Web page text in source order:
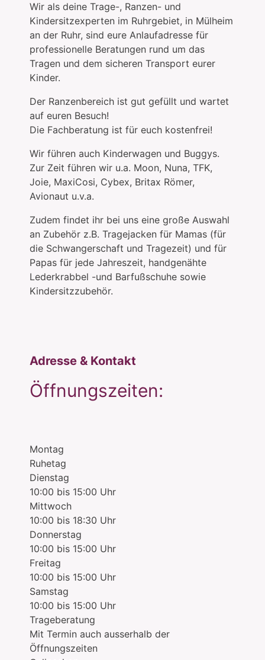
Wir als deine Trage-, Ranzen- und
Kindersitzexperten im Ruhrgebiet, in Mülheim
an der Ruhr, sind eure Anlaufadresse für
professionelle Beratungen rund um das
Tragen und dem sicheren Transport eurer
Kinder.
Der Ranzenbereich ist gut gefüllt und wartet
auf euren Besuch!
Die Fachberatung ist für euch kostenfrei!
Wir führen auch Kinderwagen und Buggys.
Zur Zeit führen wir u.a. Moon, Nuna, TFK,
Joie, MaxiCosi, Cybex, Britax Römer,
Avionaut u.v.a.
Zudem findet ihr bei uns eine große Auswahl
an Zubehör z.B. Tragejacken für Mamas (für
die Schwangerschaft und Tragezeit) und für
Papas für jede Jahreszeit, handgenähte
Lederkrabbel -und Barfußschuhe sowie
Kindersitzzubehör.
Adresse & Kontakt
Öffnungszeiten:
Montag
Ruhetag
Dienstag
10:00 bis 15:00 Uhr
Mittwoch
10:00 bis 18:30 Uhr
Donnerstag
10:00 bis 15:00 Uhr
Freitag
10:00 bis 15:00 Uhr
Samstag
10:00 bis 15:00 Uhr
Trageberatung
Mit Termin auch ausserhalb der
Öffnungszeiten